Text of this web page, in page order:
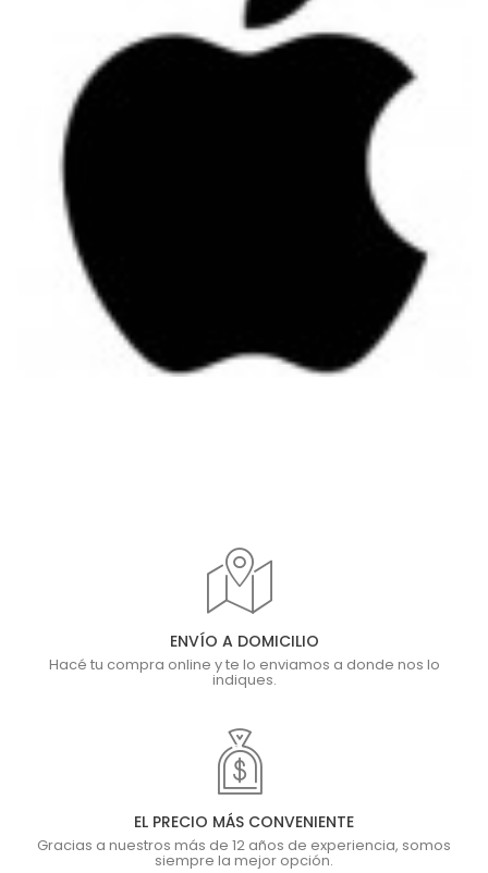
ENVÍO A DOMICILIO
Hacé tu compra online y te lo enviamos a donde nos lo
indiques.
EL PRECIO MÁS CONVENIENTE
Gracias a nuestros más de 12 años de experiencia, somos
siempre la mejor opción.